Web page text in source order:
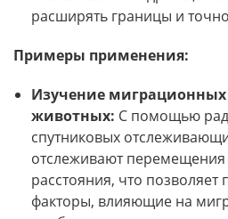
расширять границы и
Примеры применения:
Изучение
животных: С помощью
спутниковых
отслеживают
расстояния, что позволяет
факторы, влияющие на